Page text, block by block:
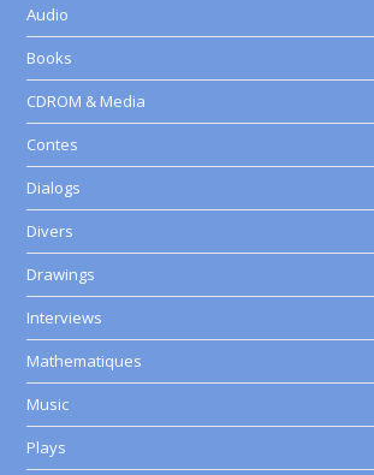
Audio
Books
CDROM & Media
Contes
Dialogs
Divers
Drawings
Interviews
Mathematiques
Music
Plays